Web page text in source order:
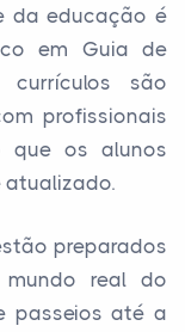
da educação é
em Guia de
currículos são
profissionais
que os alunos
atualizado.
preparados
real do
passeios até a